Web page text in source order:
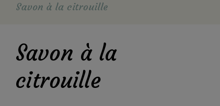
Savon à la citrouille
Savon à la
citrouille